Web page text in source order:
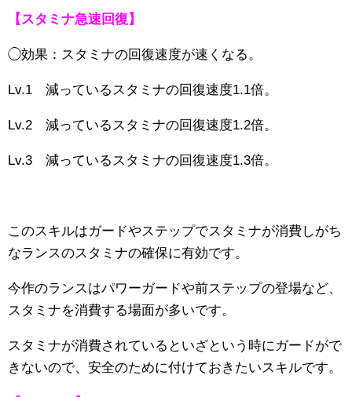
【スタミナ急速回復】
◯効果：スタミナの回復速度が速くなる。
Lv.1 減っているスタミナの回復速度1.1倍。
Lv.2 減っているスタミナの回復速度1.2倍。
Lv.3 減っているスタミナの回復速度1.3倍。
このスキルはガードやステップでスタミナが消費しがち
なランスのスタミナの確保に有効です。
今作のランスはパワーガードや前ステップの登場など、
スタミナを消費する場面が多いです。
スタミナが消費されているといざという時にガードがで
きないので、安全のために付けておきたいスキルです。